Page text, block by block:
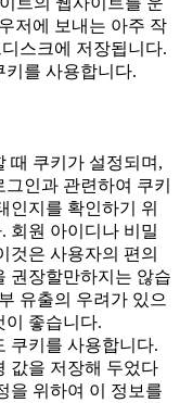
저에 보내는 아주 작
스크에 저장됩니다.
키를 사용합니다.
때 쿠키가 설정되며,
인과 관련하여 쿠키
인지를 확인하기 위
회원 아이디나 비밀
것은 사용자의 편의
권장할만하지는 않습
유출의 우려가 있으
이 좋습니다.
쿠키를 사용합니다.
값을 저장해 두었다
을 위하여 이 정보를